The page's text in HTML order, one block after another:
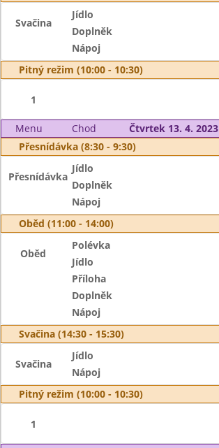
Svačina
Jídlo
Doplněk
Nápoj
Pitný režim (10:00 - 10:30)
1
Menu Chod
Čtvrtek 13. 4. 2023
Přesnídávka (8:30 - 9:30)
Přesnídávka
Jídlo
Doplněk
Nápoj
Oběd (11:00 - 14:00)
Oběd
Polévka
Jídlo
Příloha
Doplněk
Nápoj
Svačina (14:30 - 15:30)
Svačina
Jídlo
Nápoj
Pitný režim (10:00 - 10:30)
1